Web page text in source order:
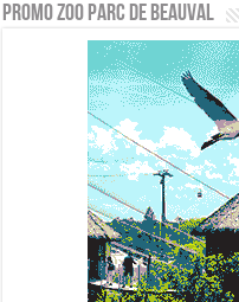
PROMO ZOO PARC DE BEAUVAL